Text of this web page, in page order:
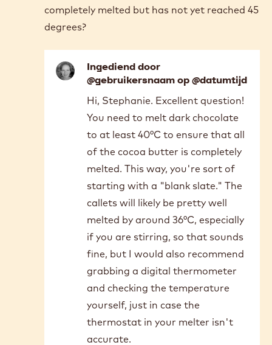
degrees Celsius to melt the 811 Dark
Chocolate Callets. However, the Callets melt
reaching 45 degrees Celsius. Should I
continue to heat the chocolate until it
reaches 45 degrees, then turn the
temperature down to 31-32 degrees and
seed; or should I turn the temperature down
and begin seeding once the chocolate has
completely melted but has not yet reached 45
Ingediend door
@gebruikersnaam op @datumtijd
In
reply
to
Thank
you
very
much
for
Hi, Stephanie. Excellent question!
You need to melt dark chocolate
to at least 40°C to ensure that all
of the cocoa butter is completely
melted. This way, you're sort of
starting with a "blank slate." The